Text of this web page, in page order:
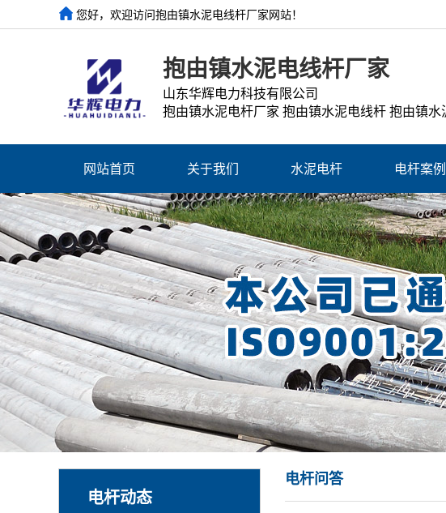
您好，欢迎访问抱由镇水泥电线杆厂家网站！
抱由镇水泥电线杆厂家
山东华辉电力科技有限公司
抱由镇水泥电杆厂家 抱由镇水泥电线杆 抱由镇
网站首页 关于我们 水泥电杆 电杆案例
电杆动态
电杆问答